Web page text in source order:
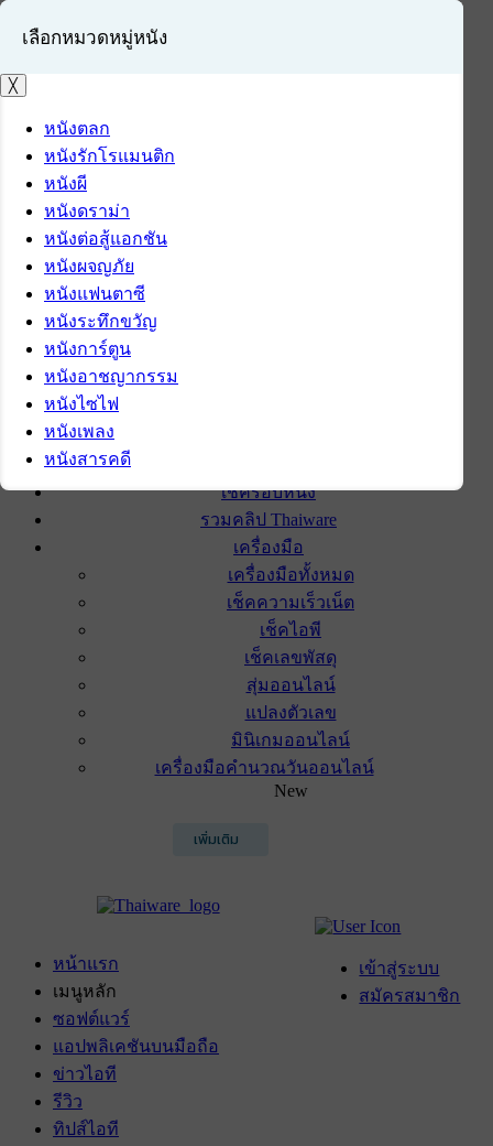
เข้าสู่ระบบ
สมัครสมาชิก
เช็ครอบหนัง
รวมคลิป Thaiware
เครื่องมือ
เครื่องมือทั้งหมด
เช็คความเร็วเน็ต
เช็คไอพี
เช็คเลขพัสดุ
สุ่มออนไลน์
แปลงตัวเลข
มินิเกมออนไลน์
เครื่องมือคำนวณวันออนไลน์
New
เพิ่มเติม
เข้าสู่ระบบ
สมัครสมาชิก
หน้าแรก
เมนูหลัก
ซอฟต์แวร์
แอปพลิเคชันบนมือถือ
ข่าวไอที
รีวิว
ทิปส์ไอที
เลือกหมวดหมู่หนัง
╳
หนังตลก
หนังรักโรแมนติก
หนังผี
หนังดราม่า
หนังต่อสู้แอกชัน
หนังผจญภัย
หนังแฟนตาซี
หนังระทึกขวัญ
หนังการ์ตูน
หนังอาชญากรรม
หนังไซไฟ
หนังเพลง
หนังสารคดี